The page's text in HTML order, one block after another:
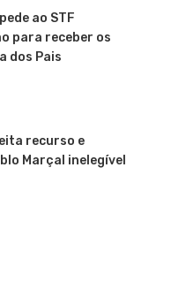
ao STF
para receber os
dos Pais
recurso e
Marçal inelegível